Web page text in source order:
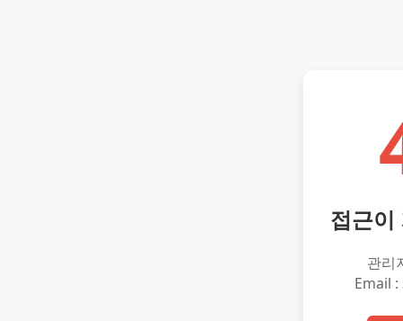
접근이
관리
Email